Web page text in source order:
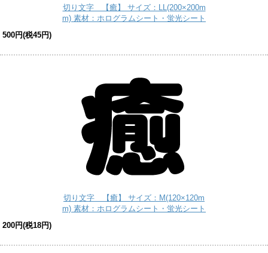
切り文字 【癒】 サイズ：LL(200×200m
m) 素材：ホログラムシート・蛍光シート
500円(税45円)
切り文字 【癒】 サイズ：M(120×120m
m) 素材：ホログラムシート・蛍光シート
200円(税18円)